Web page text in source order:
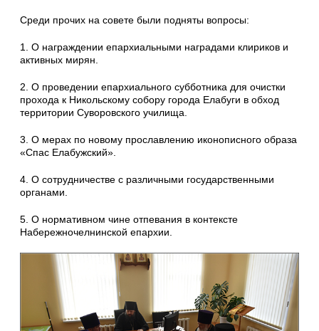
Среди прочих на совете были подняты вопросы:
1. О награждении епархиальными наградами клириков и
активных мирян.
2. О проведении епархиального субботника для очистки
прохода к Никольскому собору города Елабуги в обход
территории Суворовского училища.
3. О мерах по новому прославлению иконописного образа
«Спас Елабужский».
4. О сотрудничестве с различными государственными
органами.
5. О нормативном чине отпевания в контексте
Набережночелнинской епархии.